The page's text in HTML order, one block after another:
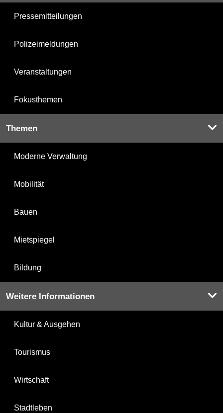
Pressemitteilungen
Polizeimeldungen
Veranstaltungen
Fokusthemen
Themen
Moderne Verwaltung
Mobilität
Bauen
Mietspiegel
Bildung
Weitere Informationen
Kultur & Ausgehen
Tourismus
Wirtschaft
Stadtleben